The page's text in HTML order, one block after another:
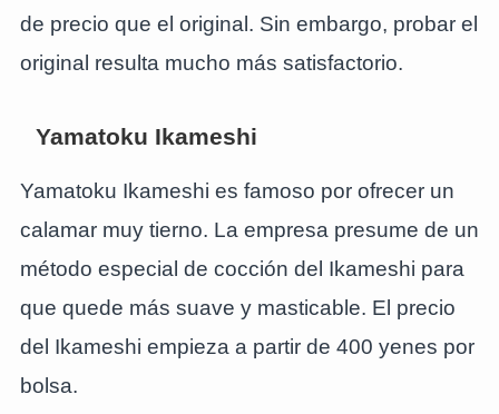
de precio que el original. Sin embargo, probar el
original resulta mucho más satisfactorio.
Yamatoku Ikameshi
Yamatoku Ikameshi es famoso por ofrecer un
calamar muy tierno. La empresa presume de un
método especial de cocción del Ikameshi para
que quede más suave y masticable. El precio
del Ikameshi empieza a partir de 400 yenes por
bolsa.